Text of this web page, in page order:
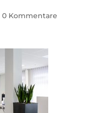
0 Kommentare